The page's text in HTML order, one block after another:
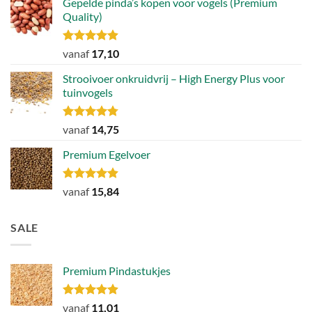
Gepelde pinda’s kopen voor vogels (Premium
Quality)
Gewaardeerd
uit 5
vanaf17,10
Strooivoer onkruidvrij – High Energy Plus voor
tuinvogels
Gewaardeerd
uit 5
vanaf14,75
Premium Egelvoer
Gewaardeerd
uit 5
vanaf15,84
SALE
Premium Pindastukjes
Gewaardeerd
vanaf11,01